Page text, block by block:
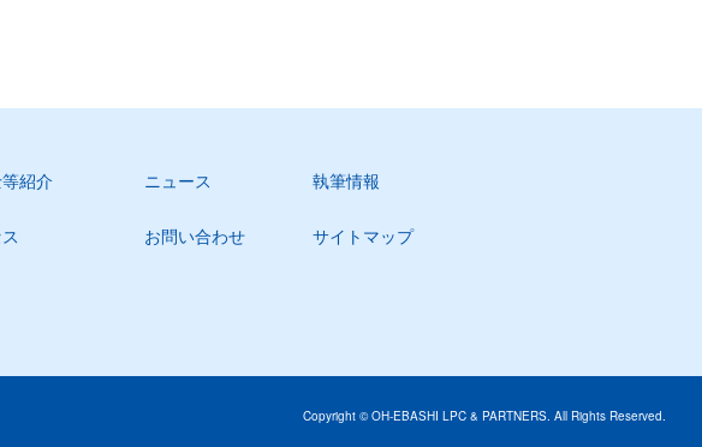
紹介 ニュース 執筆情報
お問い合わせ サイトマップ
Copyright © OH-EBASHI LPC & PARTNERS. All Rights Reserved.